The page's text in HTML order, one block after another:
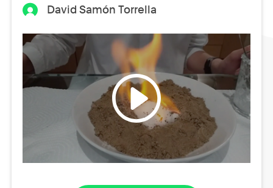
David Samón Torrella